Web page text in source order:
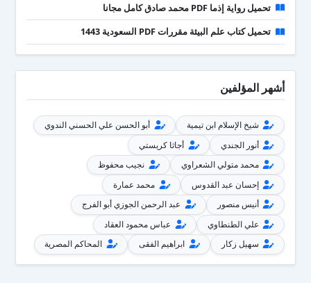
تحميل رواية إذما PDF محمد صادق كامل مجانا
تحميل كتاب علم البيئة مقررات PDF السعودية 1443
أشهر المؤلفين
شيخ الإسلام ابن تيمية
أبو الحسن علي الحسني الندوي
أنور الجندي
أجاثا كريستي
محمد متولي الشعراوي
نجيب محفوظ
إحسان عبد القدوس
محمد عمارة
أنيس منصور
عبد الرحمن الجوزي أبو الفرج
علي الطنطاوي
عباس محمود العقاد
سهيل زكار
ابراهيم الفقى المحاكم المصرية